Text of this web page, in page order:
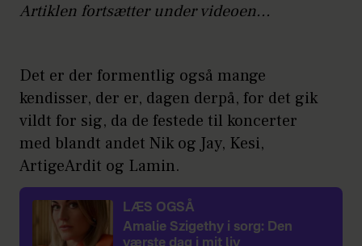
Artiklen fortsætter under videoen...
Det er der formentlig også mange
kendisser, der er, dagen derpå, for det gik
vildt for sig, da de festede til koncerter
med blandt andet Nik og Jay, Kesi,
ArtigeArdit og Lamin.
LÆS OGSÅ
Amalie Szigethy i sorg: Den